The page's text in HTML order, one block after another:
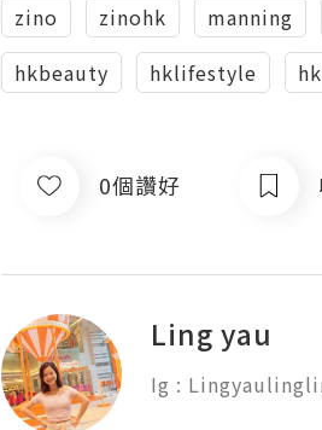
zino zinohk manning
hkbeauty
hklifestyle
0個讚好
Ling yau
Ig :